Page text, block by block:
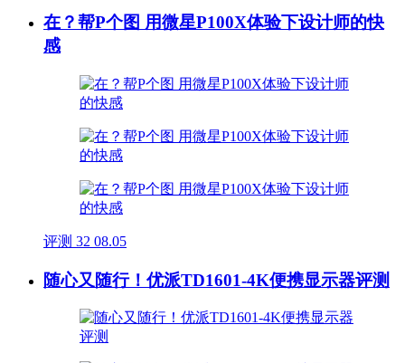
在？帮P个图 用微星P100X体验下设计师的快
感
评测 32 08.05
随心又随行！优派TD1601-4K便携显示器评测